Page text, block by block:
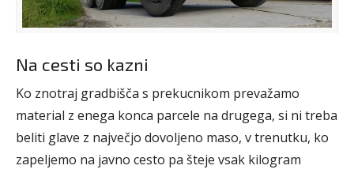
Na cesti so kazni
Ko znotraj gradbišča s prekucnikom prevažamo
material z enega konca parcele na drugega, si ni treba
beliti glave z največjo dovoljeno maso, v trenutku, ko
zapeljemo na javno cesto pa šteje vsak kilogram